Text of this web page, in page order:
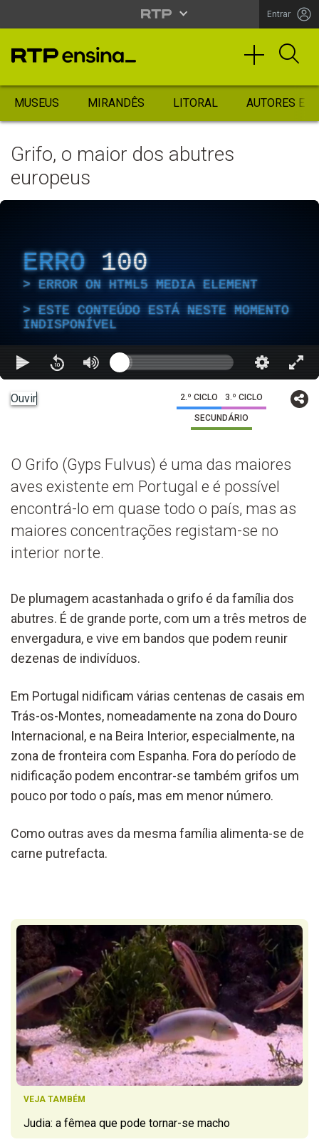
Entrar
MUSEUS MIRANDÊS LITORAL AUTORES
Grifo, o maior dos abutres
europeus
ERRO 100
ERROR ON HTML5 MEDIA ELEMENT
ESTE CONTEÚDO ESTÁ NESTE MOMENTO
INDISPONÍVEL
Ouvir 2.º CICLO 3.º CICLO
SECUNDÁRIO
O Grifo (Gyps Fulvus) é uma das maiores
aves existente em Portugal e é possível
encontrá-lo em quase todo o país, mas as
maiores concentrações registam-se no
interior norte.
De plumagem acastanhada o grifo é da família dos
abutres. É de grande porte, com um a três metros de
envergadura, e vive em bandos que podem reunir
dezenas de indivíduos.
Em Portugal nidificam várias centenas de casais em
Trás-os-Montes, nomeadamente na zona do Douro
Internacional, e na Beira Interior, especialmente, na
zona de fronteira com Espanha. Fora do período de
nidificação podem encontrar-se também grifos um
pouco por todo o país, mas em menor número.
Como outras aves da mesma família alimenta-se de
carne putrefacta.
VEJA TAMBÉM
Judia: a fêmea que pode tornar-se macho